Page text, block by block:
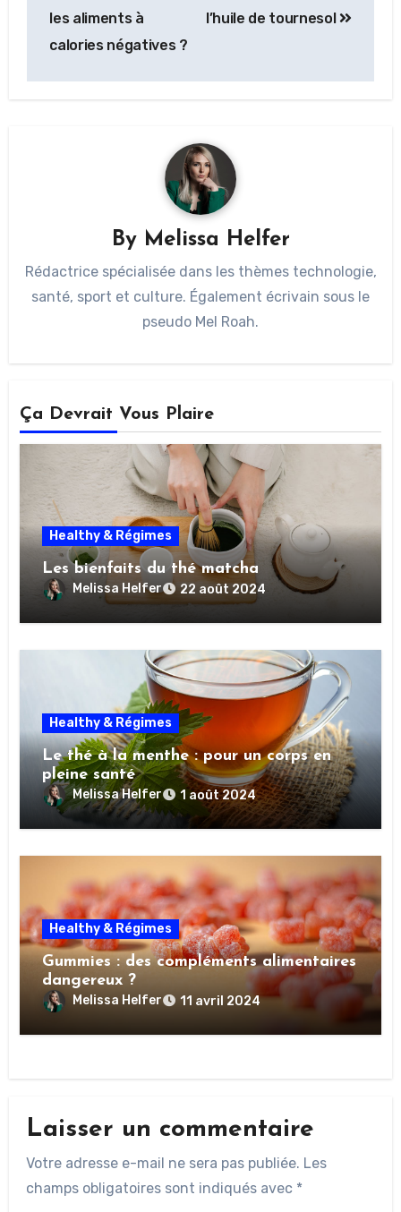
les aliments à
calories négatives ?
l’huile de tournesol
By Melissa Helfer
Rédactrice spécialisée dans les thèmes technologie,
santé, sport et culture. Également écrivain sous le
pseudo Mel Roah.
Ça Devrait Vous Plaire
Healthy & Régimes
Les bienfaits du thé matcha
Melissa Helfer 22 août 2024
Healthy & Régimes
Le thé à la menthe : pour un corps en
pleine santé
Melissa Helfer 1 août 2024
Healthy & Régimes
Gummies : des compléments alimentaires
dangereux ?
Melissa Helfer 11 avril 2024
Laisser un commentaire
Votre adresse e-mail ne sera pas publiée. Les
champs obligatoires sont indiqués avec *